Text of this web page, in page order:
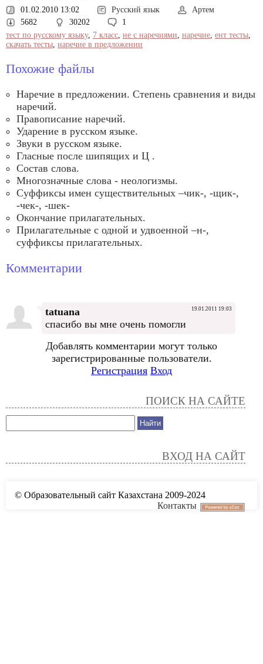
01.02.2010 13:02 Русский язык
Артем
5682
30202
1
тест по русскому языку, 7 класс, не с наречиями, наречие, ент тесты,
скачать тесты, наречие в предложении
Похожие файлы
Наречие в предложении. Степень сравнения и виды
наречий.
Правописание наречий.
Ударение в русском языке.
Звуки в русском языке.
Гласные после шипящих и Ц .
Состав слова.
Многозначные слова - неологизмы.
Суффиксы имен существительных –чик-, -щик-,
-чек-, -шек-
Окончание прилагательных.
Прилагательные с одной и удвоенной –н-,
суффиксы прилагательных.
Комментарии
tatuana 19.01.2011 19:03
спасибо вы мне очень помогли
Добавлять комментарии могут только
зарегистрированные пользователи.
Регистрация Вход
ПОИСК НА САЙТЕ
ВХОД НА САЙТ
© Образовательный сайт Казахстана 2009-2024
Контакты